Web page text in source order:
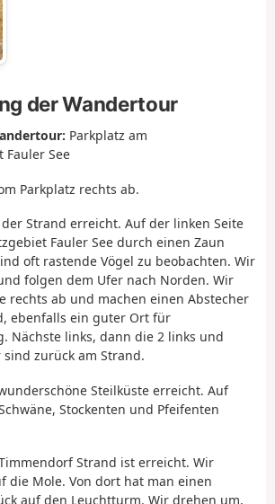
der Wandertour
Parkplatz am
See
Parkplatz rechts ab.
Strand erreicht. Auf der linken Seite
Fauler See durch einen Zaun
oft rastende Vögel zu beobachten. Wir
folgen dem Ufer nach Norden. Wir
rechts ab und machen einen Abstecher
ebenfalls ein guter Ort für
Nächste links, dann die 2 links und
zurück am Strand.
Steilküste erreicht. Auf
Stockenten und Pfeifenten
Strand ist erreicht. Wir
die Mole. Von dort hat man einen
auf den Leuchtturm. Wir drehen um,